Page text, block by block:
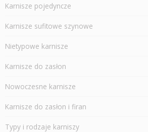
Karnisze pojedyncze
Karnisze sufitowe szynowe
Nietypowe karnisze
Karnisze do zasłon
Nowoczesne karnisze
Karnisze do zasłon i firan
Typy i rodzaje karniszy